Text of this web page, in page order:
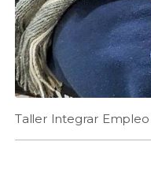
Taller Integrar Empleo